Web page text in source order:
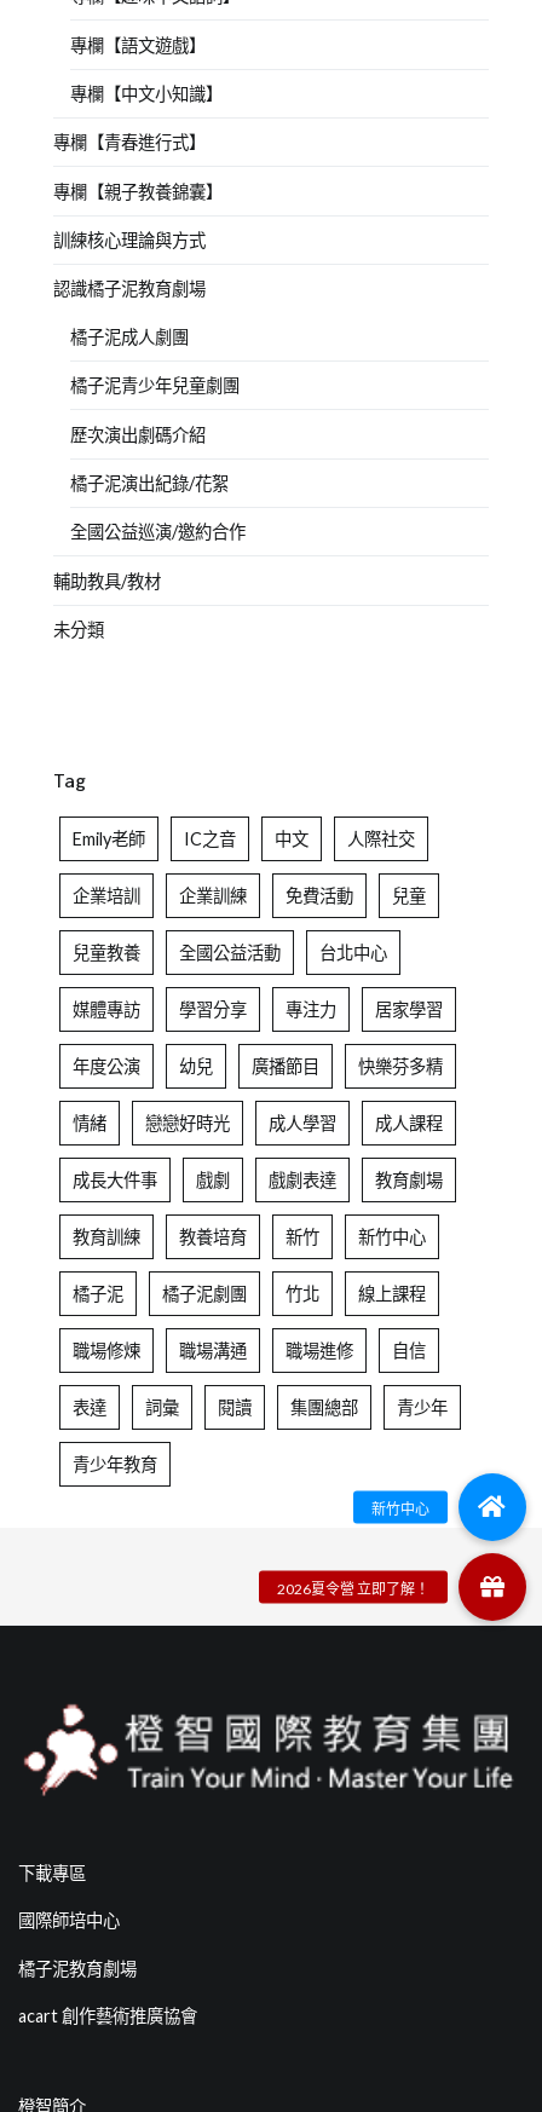
專欄【語文遊戲】
專欄【中文小知識】
專欄【青春進行式】
專欄【親子教養錦囊】
訓練核心理論與方式
認識橘子泥教育劇場
橘子泥成人劇團
橘子泥青少年兒童劇團
歷次演出劇碼介紹
橘子泥演出紀錄/花絮
全國公益巡演/邀約合作
輔助教具/教材
未分類
Tag
Emily老師 IC之音 中文 人際社交
企業培訓 企業訓練 免費活動 兒童
兒童教養 全國公益活動 台北中心
媒體專訪 學習分享 專注力 居家學習
年度公演 幼兒 廣播節目 快樂芬多精
情緒 戀戀好時光 成人學習 成人課程
成長大件事 戲劇 戲劇表達 教育劇場
教育訓練 教養培育 新竹 新竹中心
橘子泥 橘子泥劇團 竹北 線上課程
職場修煉 職場溝通 職場進修 自信
表達 詞彙 閱讀 集團總部 青少年
青少年教育
下載專區
國際師培中心
橘子泥教育劇場
acart 創作藝術推廣協會
橙智簡介